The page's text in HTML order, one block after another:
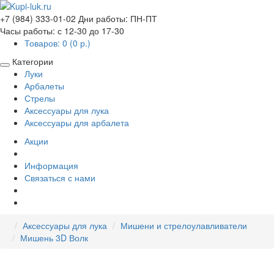
+7 (984) 333-01-02 Дни работы: ПН-ПТ
Часы работы: с 12-30 до 17-30
Товаров: 0 (0 р.)
Категории
Луки
Арбалеты
Стрелы
Аксессуары для лука
Аксессуары для арбалета
Акции
Информация
Связаться с нами
Аксессуары для лука
Мишени и стрелоулавливатели
Мишень 3D Волк